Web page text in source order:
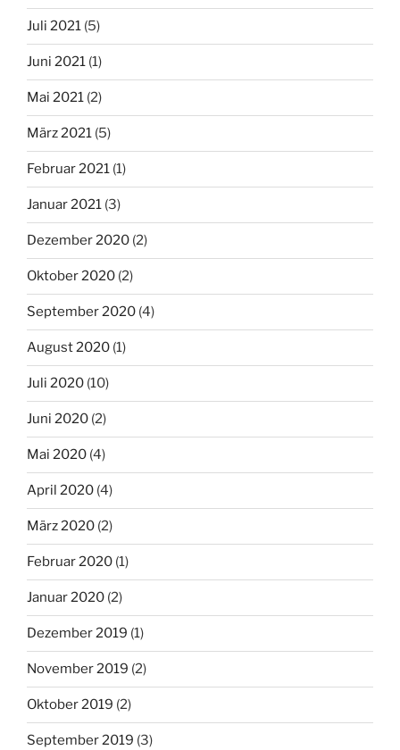
Juli 2021 (5)
Juni 2021 (1)
Mai 2021 (2)
März 2021 (5)
Februar 2021 (1)
Januar 2021 (3)
Dezember 2020 (2)
Oktober 2020 (2)
September 2020 (4)
August 2020 (1)
Juli 2020 (10)
Juni 2020 (2)
Mai 2020 (4)
April 2020 (4)
März 2020 (2)
Februar 2020 (1)
Januar 2020 (2)
Dezember 2019 (1)
November 2019 (2)
Oktober 2019 (2)
September 2019 (3)